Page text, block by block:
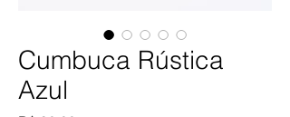
Cumbuca Rústica
Azul